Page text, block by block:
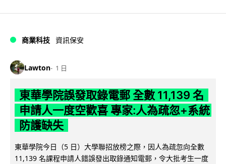
商業科技 資訊保安
Lawton 1 日
東華學院誤發取錄電郵 全數 11,139 名
申請人一度空歡喜 專家:人為疏忽+系統
防護缺失
東華學院今日（5 日）大學聯招放榜之際，因人為疏忽向全數
11,139 名課程申請人錯誤發出取錄通知電郵，令大批考生一度